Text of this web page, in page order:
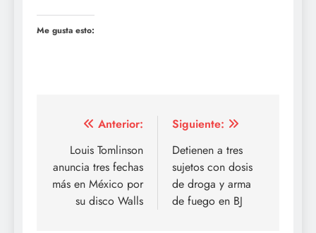
Me gusta esto:
Navegación
entradas
Anterior:
Louis Tomlinson
anuncia tres fechas
más en México por
su disco Walls
Siguiente:
Detienen a tres
sujetos con dosis
de droga y arma
de fuego en BJ